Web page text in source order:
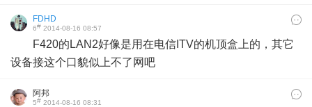
FDHD
6# 2014-08-16 08:57
F420的LAN2好像是用在电信ITV的机顶盒上的，其它
设备接这个口貌似上不了网吧
阿邦
5# 2014-08-16 08:31